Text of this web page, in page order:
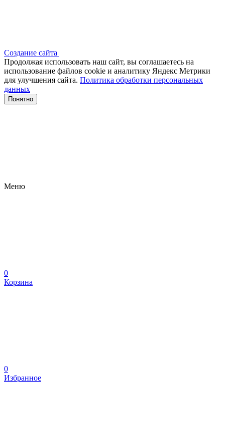
Создание сайта
Продолжая использовать наш сайт, вы соглашаетесь на
использование файлов сооkіе и аналитику Яндекс Метрики
для улучшения сайта. Политика обработки персональных
данных
Понятно
Меню
0
Корзина
0
Избранное